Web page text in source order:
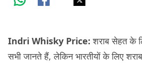
Indri Whisky Price:शराब सेहत के
सभी जानते हैं, लेकिन भारतीयों के लिए